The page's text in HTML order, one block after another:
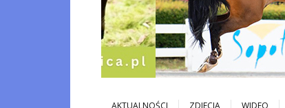
AKTUALNOŚCI ZDJECIA WIDEO